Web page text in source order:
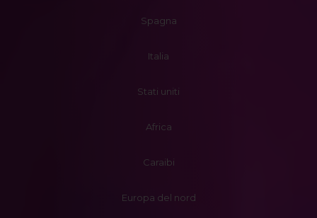
Spagna
Italia
Stati uniti
Africa
Caraibi
Europa del nord